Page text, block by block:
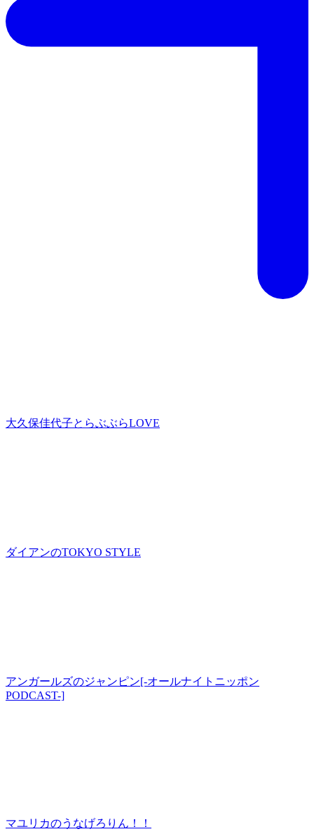
大久保佳代子とらぶぶらLOVE
ダイアンのTOKYO STYLE
アンガールズのジャンピン[-オールナイトニッポン
PODCAST-]
マユリカのうなげろりん！！